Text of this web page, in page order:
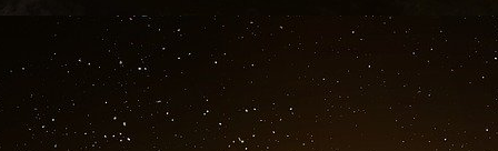
« s’oppos[e] à un principe constitutionnel
française : le droit de vote est
François Mitterrand n’a d’ailleurs «
programme de 1981, a rappelé l’élue des
gauche de vouloir faire croire que le droit de